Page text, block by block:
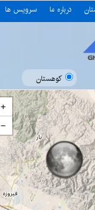
درباره ما سرویس ها
کوهستان
+
−